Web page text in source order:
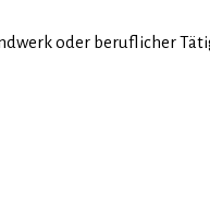
oder beruflicher